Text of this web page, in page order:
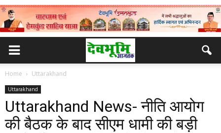
Home Uttarakhand
Uttarakhand
Uttarakhand News- नीति आयोग
की बैठक के बाद सीएम धामी की बड़ी